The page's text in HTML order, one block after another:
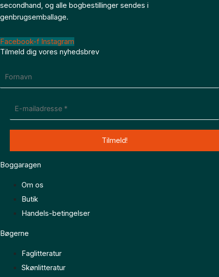
secondhand, og alle bogbestillinger sendes i
genbrugsemballage.
Facebook-f Instagram
Tilmeld dig vores nyhedsbrev
Boggaragen
Om os
Butik
Handels-betingelser
Bøgerne
Faglitteratur
Skønlitteratur